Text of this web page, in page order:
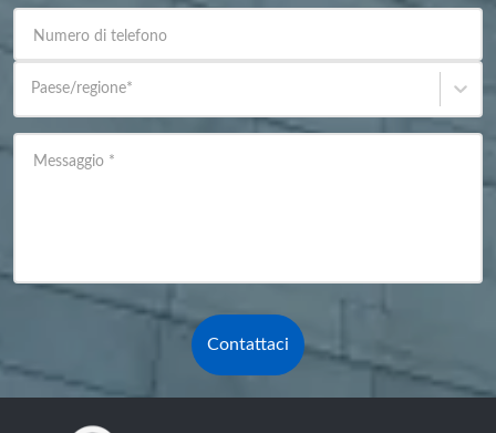
Numero di telefono
Paese/regione*
Messaggio *
Contattaci